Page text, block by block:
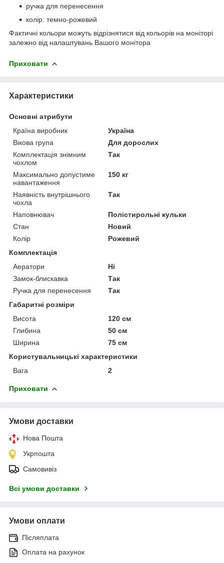
ручка для перенесення
колір: темно-рожевий
Фактичні кольори можуть відрізнятися від кольорів на моніторі
залежно від налаштувань Вашого монітора
Приховати
Характеристики
Основні атрибути
Країна виробник
Україна
Вікова група
Для дорослих
Комплектація знімним
чохлом
Так
Максимально допустиме
навантаження
150 кг
Наявність внутрішнього
чохла
Так
Наповнювач
Полістирольні кульки
Стан
Новий
Колір
Рожевий
Комплектація
Аератори
Ні
Замок-блискавка
Так
Ручка для перенесення
Так
Габаритні розміри
Висота
120 см
Глибина
50 см
Ширина
75 см
Користувальницькі характеристики
Вага
2
Приховати
Умови доставки
Нова Пошта
Укрпошта
Самовивіз
Всі умови доставки
Умови оплати
Післяплата
Оплата на рахунок